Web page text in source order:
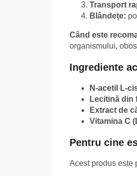
Transport
Blândețe:
Când este
organismului,
Ingrediente
N-acetil L-
Lecitină din
Extract de
Vitamina C
Pentru cine
Acest produs este